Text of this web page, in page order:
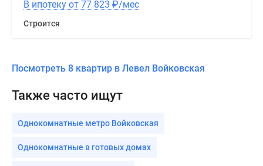
В ипотеку от 77 823 ₽/мес
Строится
Посмотреть 8 квартир в Левел Войковская
Также часто ищут
Однокомнатные метро Войковская
Однокомнатные в готовых домах